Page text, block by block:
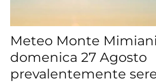
Meteo Monte
domenica 27 Agosto
prevalentemente